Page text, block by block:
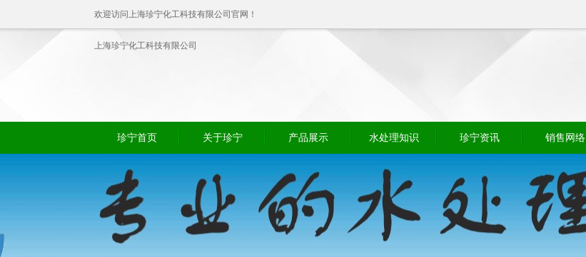
欢迎访问上海珍宁化工科技有限公司官网！
上海珍宁化工科技有限公司
珍宁首页 关于珍宁 产品展示 水处理知识 珍宁资讯 销售网络